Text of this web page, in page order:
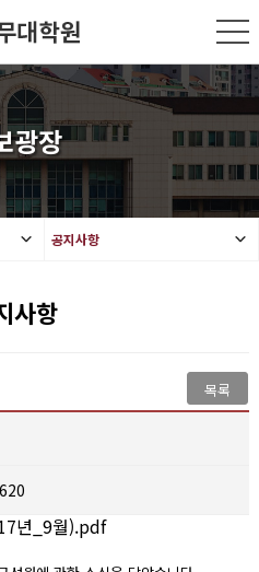
광장
공지사항
사항
목록
620
년_9월).pdf